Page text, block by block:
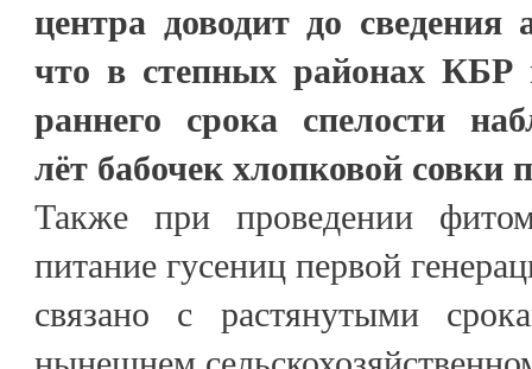
центра доводит до сведения
что в степных районах КБР
раннего срока спелости
лёт бабочек хлопковой совки
Также при проведении
питание гусениц первой
связано с растянутыми